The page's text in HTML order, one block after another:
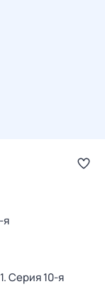
я
. Серия 10-я